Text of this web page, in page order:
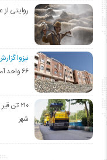
روایتی
نیزوا
۶۶ واحد آماده تحویل در پروژه۱۳۸ واحدی مهدیشهر
۲۱۰ تن
شهر